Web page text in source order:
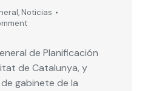
, Noticias
de Planificación
de Catalunya, y
gabinete de la